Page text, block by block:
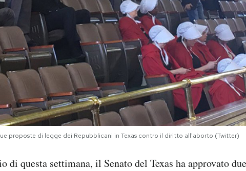
proposte di legge dei Repubblicani in Texas contro il diritto all'aborto (Twitter)
di questa settimana, il Senato del Texas ha approvato